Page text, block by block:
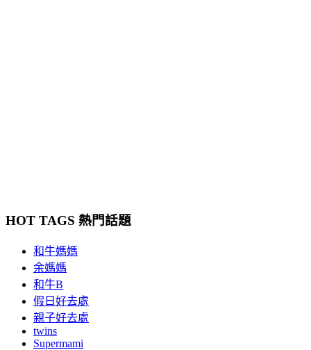
HOT TAGS 熱門話題
和牛媽媽
余媽媽
和牛B
假日好去處
親子好去處
twins
Supermami